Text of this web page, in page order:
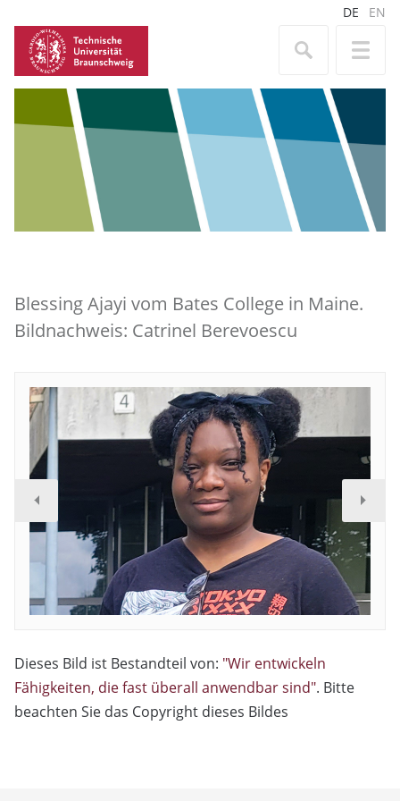
DE EN
Blessing Ajayi vom Bates College in Maine.
Bildnachweis: Catrinel Berevoescu
Dieses Bild ist Bestandteil von: "Wir entwickeln
Fähigkeiten, die fast überall anwendbar sind". Bitte
beachten Sie das Copyright dieses Bildes